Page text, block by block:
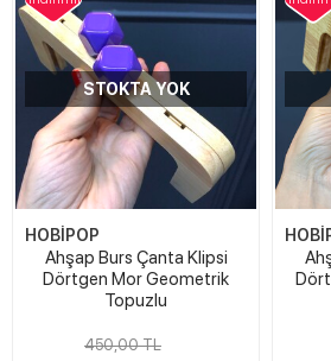
STOKTA YOK
HOBİPOP
Ahşap Burs Çanta Klipsi
Dörtgen Mor Geometrik
Topuzlu
450,00 TL